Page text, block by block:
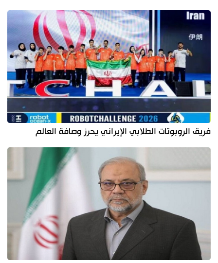
فريق الروبوتات الطلابي الإيراني يحرز وصافة العالم